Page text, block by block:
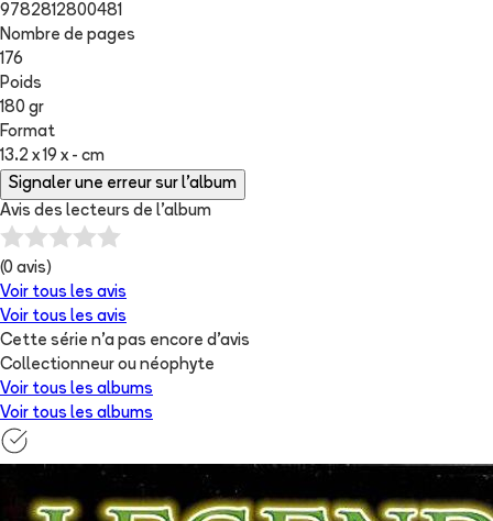
9782812800481
Nombre de pages
176
Poids
180 gr
Format
13.2 x 19 x - cm
Signaler une erreur sur l'album
Avis des lecteurs de l'album
(0 avis)
Voir tous les avis
Voir tous les avis
Cette série n'a pas encore d'avis
Collectionneur ou néophyte
Voir tous les albums
Voir tous les albums